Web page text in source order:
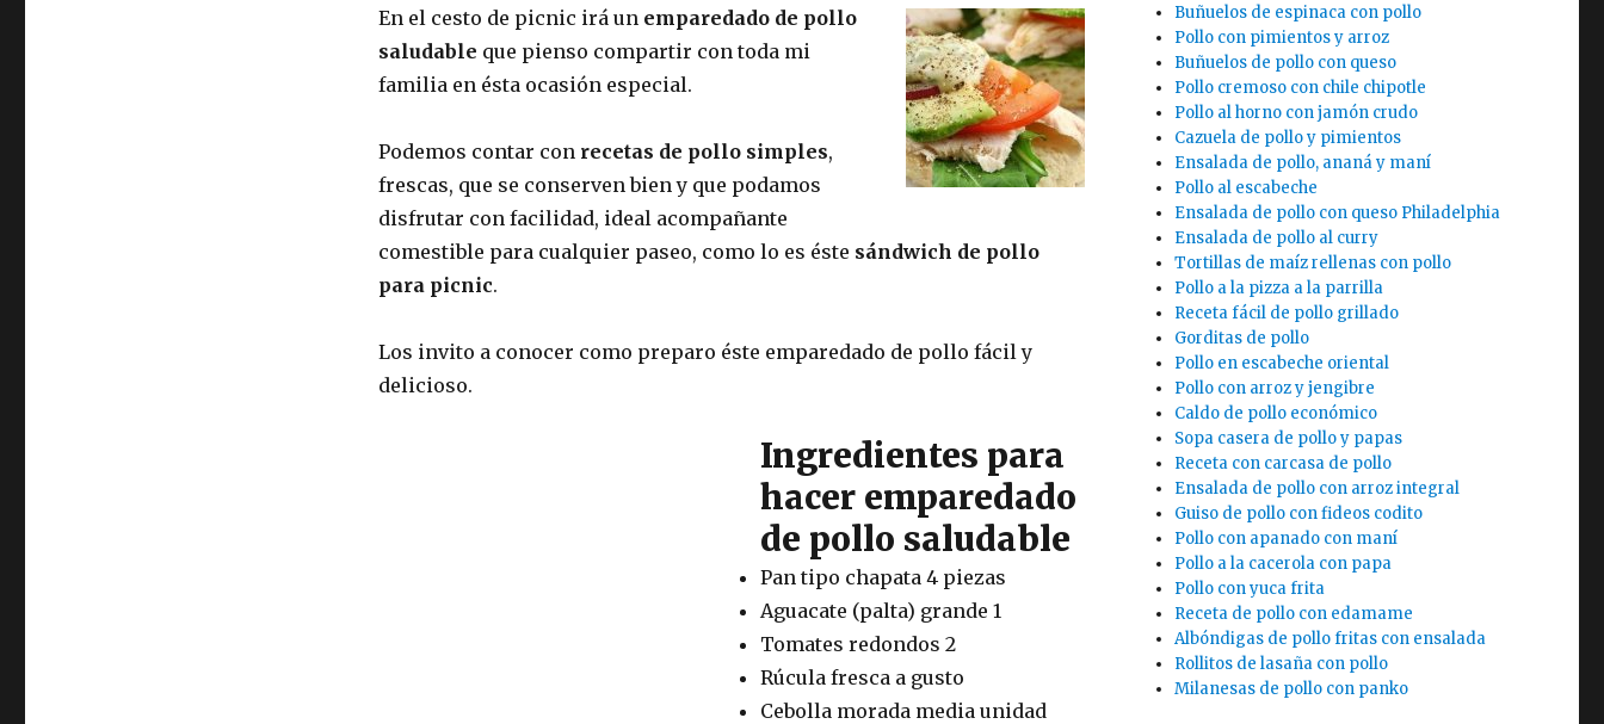
En el cesto de picnic irá un emparedado de pollo
saludable que pienso compartir con toda mi
familia en ésta ocasión especial.
Podemos contar con recetas de pollo simples,
frescas, que se conserven bien y que podamos
disfrutar con facilidad, ideal acompañante
comestible para cualquier paseo, como lo es éste sándwich de pollo
para picnic.
Los invito a conocer como preparo éste emparedado de pollo fácil y
delicioso.
Ingredientes para
hacer emparedado
de pollo saludable
Pan tipo chapata 4 piezas
Aguacate (palta) grande 1
Tomates redondos 2
Rúcula fresca a gusto
Cebolla morada media unidad
Buñuelos de espinaca con pollo
Pollo con pimientos y arroz
Buñuelos de pollo con queso
Pollo cremoso con chile chipotle
Pollo al horno con jamón crudo
Cazuela de pollo y pimientos
Ensalada de pollo, ananá y maní
Pollo al escabeche
Ensalada de pollo con queso Philadelphia
Ensalada de pollo al curry
Tortillas de maíz rellenas con pollo
Pollo a la pizza a la parrilla
Receta fácil de pollo grillado
Gorditas de pollo
Pollo en escabeche oriental
Pollo con arroz y jengibre
Caldo de pollo económico
Sopa casera de pollo y papas
Receta con carcasa de pollo
Ensalada de pollo con arroz integral
Guiso de pollo con fideos codito
Pollo con apanado con maní
Pollo a la cacerola con papa
Pollo con yuca frita
Receta de pollo con edamame
Albóndigas de pollo fritas con ensalada
Rollitos de lasaña con pollo
Milanesas de pollo con panko